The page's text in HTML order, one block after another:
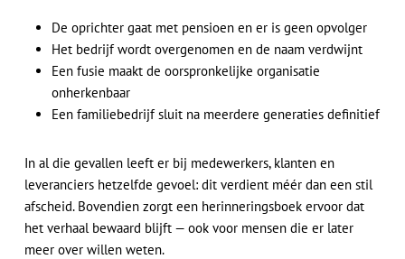
De oprichter gaat met pensioen en er is geen opvolger
Het bedrijf wordt overgenomen en de naam verdwijnt
Een fusie maakt de oorspronkelijke organisatie
onherkenbaar
Een familiebedrijf sluit na meerdere generaties definitief
In al die gevallen leeft er bij medewerkers, klanten en
leveranciers hetzelfde gevoel: dit verdient méér dan een stil
afscheid. Bovendien zorgt een herinneringsboek ervoor dat
het verhaal bewaard blijft — ook voor mensen die er later
meer over willen weten.